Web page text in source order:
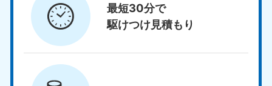
最短30分で
駆けつけ見積もり